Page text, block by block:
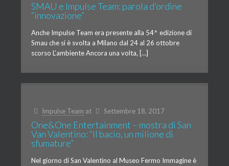
SMAU e Impulse Team: parola d’ordine
“innovazione”
Anche Impulse Team era presente alla 54^ edizione di
Smau che si è svolta a Milano dal 24 al 26 ottobre
scorso L’ambiente Ancora una volta, […]
Impulse Team at Settembre 18, 2017
One&One Entertainment – mostra di San
Van Valentino: “Il bacio, un milione di
sfumature”
Nel giorno di San Valentino al Museo Fermo Immagine è